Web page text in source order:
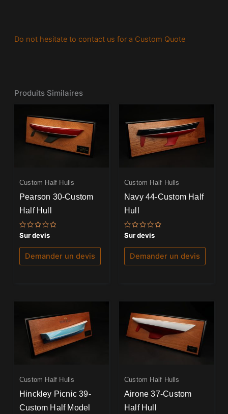
Do not hesitate to contact us for a Custom Quote
Produits Similaires
Custom Half Hulls
Pearson 30-Custom
Half Hull
Note
0
sur
Sur devis
Demander un devis
Custom Half Hulls
Navy 44-Custom Half
Hull
Note
0
sur
Sur devis
Demander un devis
Custom Half Hulls
Hinckley Picnic 39-
Custom Half Model
Custom Half Hulls
Airone 37-Custom
Half Hull